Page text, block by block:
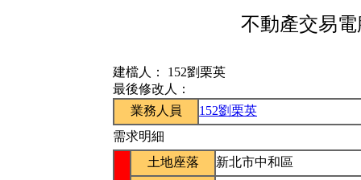
不動產交易
建檔人： 152劉栗英
最後修改人：
業務人員
152劉栗英
需求明細
土地座落
新北市中和區